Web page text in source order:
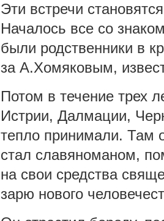
Эти встречи
Началось все со
были родственники в
за А.Хомяковым,
Потом в течение трех
Истрии, Далмации,
тепло принимали. Там
стал славяноманом,
на свои средства
зарю нового